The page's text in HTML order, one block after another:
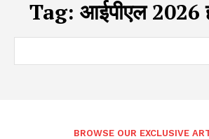
Tag: आईपीएल 2026
BROWSE OUR EXCLUSIVE